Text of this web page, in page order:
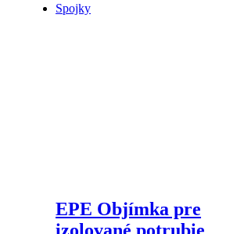
Spojky
EPE Objímka pre
izolované potrubie